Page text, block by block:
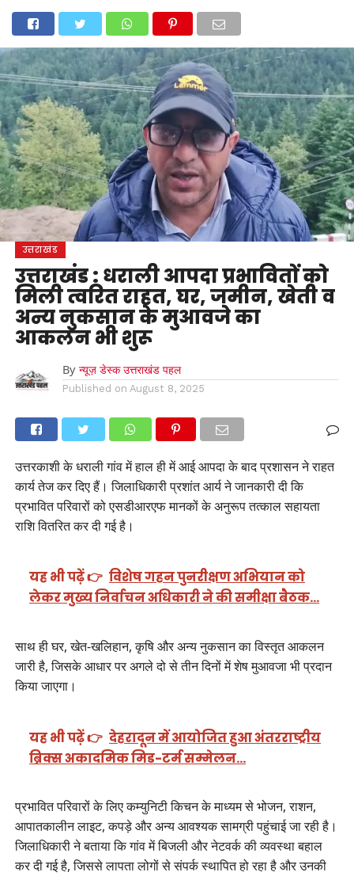
उत्तराखंड अल्मोड़ा उत्तरकाशी उधम सिंह नगरचंपावतचमोली टिहरी गढ़वाल
देहरादून नैनीताल पिथौरागढ़ पौड़ी गढ़वालबागेश्वररुद्रप्रयागहरिद्वार देशदुनिया
मनोरंजन
उत्तराखंड
उत्तराखंड : धराली आपदा प्रभावितों को
मिली त्वरित राहत, घर, जमीन, खेती व
अन्य नुकसान के मुआवजे का
आकलन भी शुरू
By न्यूज़ डेस्क उत्तराखंड पहल
Published on August 8, 2025
उत्तरकाशी के धराली गांव में हाल ही में आई आपदा के बाद प्रशासन ने राहत
कार्य तेज कर दिए हैं। जिलाधिकारी प्रशांत आर्य ने जानकारी दी कि
प्रभावित परिवारों को एसडीआरएफ मानकों के अनुरूप तत्काल सहायता
राशि वितरित कर दी गई है।
यह भी पढ़ें 👉 विशेष गहन पुनरीक्षण अभियान को
लेकर मुख्य निर्वाचन अधिकारी ने की समीक्षा बैठक…
साथ ही घर, खेत-खलिहान, कृषि और अन्य नुकसान का विस्तृत आकलन
जारी है, जिसके आधार पर अगले दो से तीन दिनों में शेष मुआवजा भी प्रदान
किया जाएगा।
यह भी पढ़ें 👉 देहरादून में आयोजित हुआ अंतरराष्ट्रीय
ब्रिक्स अकादमिक मिड-टर्म सम्मेलन…
प्रभावित परिवारों के लिए कम्युनिटी किचन के माध्यम से भोजन, राशन,
आपातकालीन लाइट, कपड़े और अन्य आवश्यक सामग्री पहुंचाई जा रही है।
जिलाधिकारी ने बताया कि गांव में बिजली और नेटवर्क की व्यवस्था बहाल
कर दी गई है, जिससे लापता लोगों से संपर्क स्थापित हो रहा है और उनकी